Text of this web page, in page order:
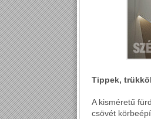
Tippek,
A kisméretű
csövét